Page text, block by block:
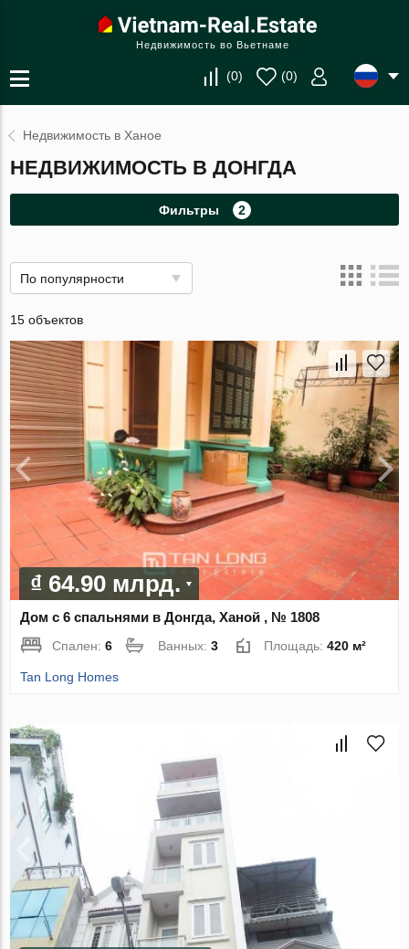
Недвижимость во Вьетнаме
(0) (0)
Недвижимость в Ханое
НЕДВИЖИМОСТЬ В ДОНГДА
Фильтры 2
По популярности
15 объектов
₫ 64.90 млрд.
Дом с 6 спальнями в Донгда, Ханой , № 1808
Спален:6 Ванных:3 Площадь:420 м²
Tan Long Homes